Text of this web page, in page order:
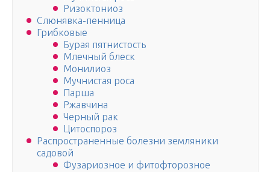
Ризоктониоз
Слюнявка-пенница
Грибковые
Бурая пятнистость
Млечный блеск
Монилиоз
Мучнистая роса
Парша
Ржавчина
Черный рак
Цитоспороз
Распространенные болезни земляники
садовой
Фузариозное и фитофторозное